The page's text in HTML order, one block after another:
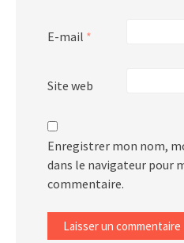
E-mail *
Site web
Enregistrer mon nom,
dans le navigateur pour
commentaire.